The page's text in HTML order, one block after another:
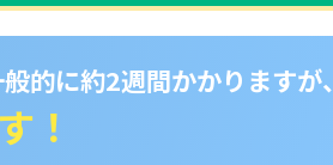
的に約2週間かかりますが、
！